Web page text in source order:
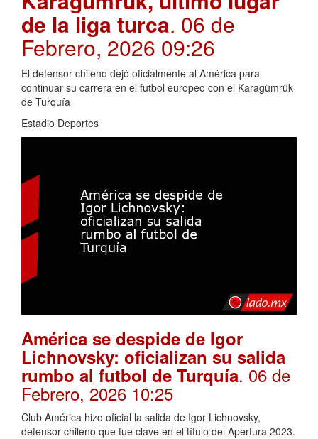
de la liga turca. 06 de
Febrero, 2026 09:26
El defensor chileno dejó oficialmente al América para
continuar su carrera en el futbol europeo con el Karagümrük
de Turquía
Estadio Deportes
América se despide de Igor
Lichnovsky: oficializan su salida
rumbo al futbol de Turquía. 06 de
Febrero, 2026 10:25
Club América hizo oficial la salida de Igor Lichnovsky,
defensor chileno que fue clave en el título del Apertura 2023.